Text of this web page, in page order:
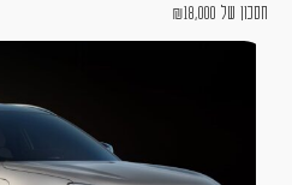
חסכון של
₪18,000